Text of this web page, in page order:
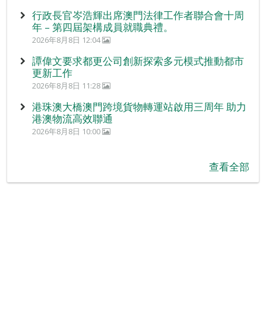
行政長官岑浩輝出席澳門法律工作者聯合會十周
年 – 第四屆架構成員就職典禮。
2026年8月8日 12:04
譚偉文要求都更公司創新探索多元模式推動都市
更新工作
2026年8月8日 11:28
港珠澳大橋澳門跨境貨物轉運站啟用三周年 助力
港澳物流高效聯通
2026年8月8日 10:00
查看全部